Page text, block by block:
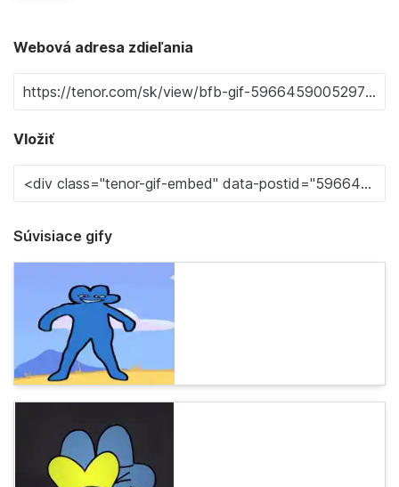
Webová adresa zdieľania
Vložiť
Súvisiace gify